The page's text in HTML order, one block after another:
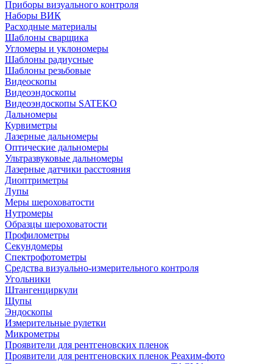
Приборы визуального контроля
Наборы ВИК
Расходные материалы
Шаблоны сварщика
Угломеры и уклономеры
Шаблоны радиусные
Шаблоны резьбовые
Видеоскопы
Видеоэндоскопы
Видеоэндоскопы SATEKO
Дальномеры
Курвиметры
Лазерные дальномеры
Оптические дальномеры
Ультразвуковые дальномеры
Лазерные датчики расстояния
Диоптриметры
Лупы
Меры шероховатости
Нутромеры
Образцы шероховатости
Профилометры
Секундомеры
Спектрофотометры
Средства визуально-измерительного контроля
Угольники
Штангенциркули
Щупы
Эндоскопы
Измерительные рулетки
Микрометры
Проявители для рентгеновских пленок
Проявители для рентгеновских пленок Реахим-фото